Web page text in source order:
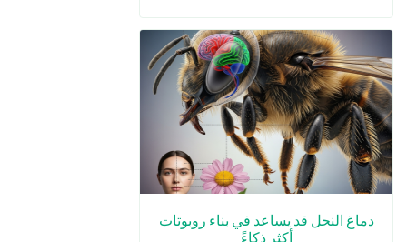
دماغ النحل قد يساعد في بناء روبوتات
أكثر ذكاءً